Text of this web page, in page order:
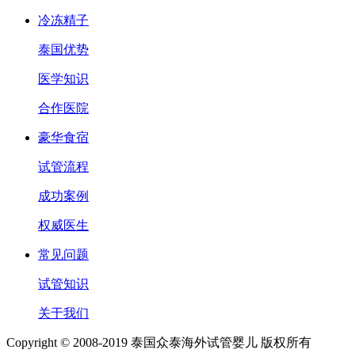
冷冻精子
泰国优势
医学知识
合作医院
豪华食宿
试管流程
成功案例
权威医生
常见问题
试管知识
关于我们
Copyright © 2008-2019 泰国众泰海外试管婴儿 版权所有